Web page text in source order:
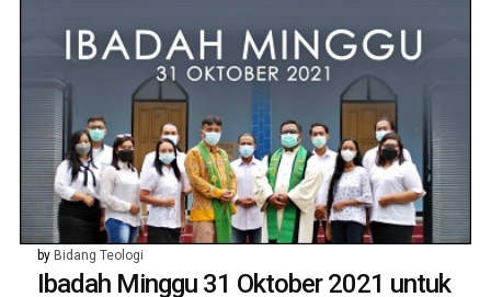
by Bidang Teologi
Ibadah Minggu 31 Oktober 2021 untuk